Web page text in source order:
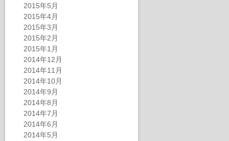
2015年5月
2015年4月
2015年3月
2015年2月
2015年1月
2014年12月
2014年11月
2014年10月
2014年9月
2014年8月
2014年7月
2014年6月
2014年5月